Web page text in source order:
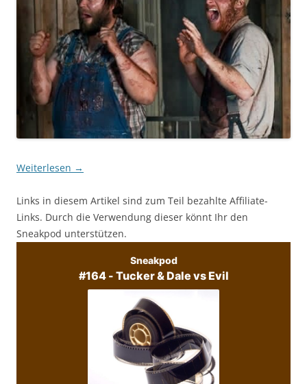
Weiterlesen →
Links in diesem Artikel sind zum Teil bezahlte Affiliate-
Links. Durch die Verwendung dieser könnt Ihr den
Sneakpod unterstützen.